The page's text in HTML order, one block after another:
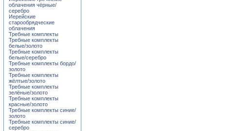
облачения чёрные/
серебро
Иерейские
старообрядческие
облачения
Требные комплекты
Требные комплекты
белые/золото
Требные комплекты
белые/серебро
Требные комплекты бордо/
золото
Требные комплекты
жёлтые/золото
Требные комплекты
зелёные/золото
Требные комплекты
красные/золото
Требные комплекты синие/
золото
Требные комплекты синие/
серебро